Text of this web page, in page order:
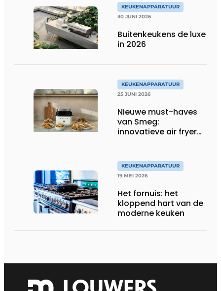
KEUKENAPPARATUUR
30 JUNI 2026
Buitenkeukens de luxe
in 2026
KEUKENAPPARATUUR
25 JUNI 2026
Nieuwe must-haves
van Smeg:
innovatieve air fryer
KEUKENAPPARATUUR
19 MEI 2026
Het fornuis: het
kloppend hart van de
moderne keuken